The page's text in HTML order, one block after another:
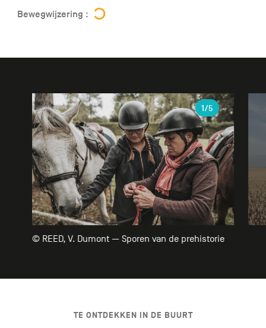
Bewegwijzering :
Galerie
© REED, V. Dumont — Sporen van de prehistorie
1/5
TE ONTDEKKEN IN DE BUURT